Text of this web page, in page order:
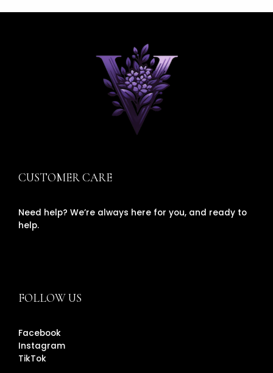
CUSTOMER CARE
Need help? We’re always here for you, and ready to
help.
FOLLOW US
Facebook
Instagram
TikTok